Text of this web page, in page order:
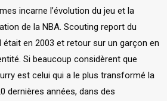
incarne l’évolution du jeu et la
de la NBA. Scouting report du
était en 2003 et retour sur un garçon en
Si beaucoup considèrent que
est celui qui a le plus transformé la
dernières années, dans des